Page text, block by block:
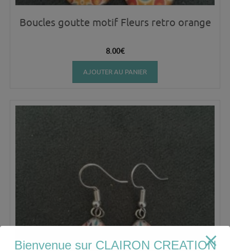
Boucles goutte motif Fleurs retro orange
8.00€
AJOUTER AU PANIER
Bienvenue sur CLAIRON CREATION